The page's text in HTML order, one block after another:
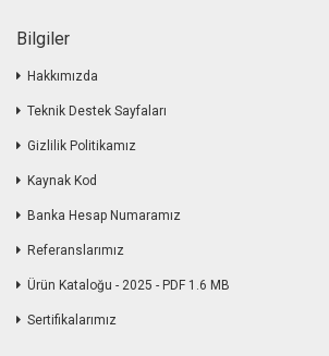
Bilgiler
Hakkımızda
Teknik Destek Sayfaları
Gizlilik Politikamız
Kaynak Kod
Banka Hesap Numaramız
Referanslarımız
Ürün Kataloğu - 2025 - PDF 1.6 MB
Sertifikalarımız